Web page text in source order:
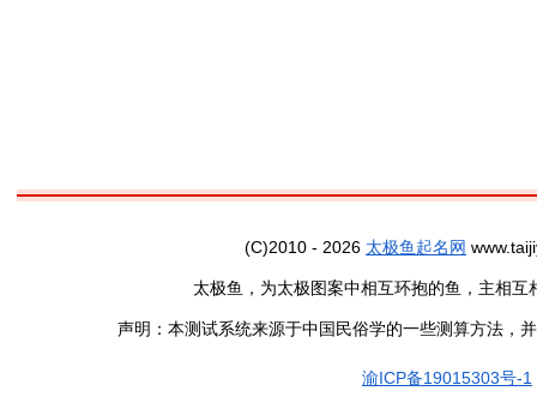
(C)2010 - 2026 太极鱼起名网
太极鱼，为太极图案中相互环抱的鱼，主相
声明：本测试系统来源于中国民俗学的一些测算方法，
渝ICP备19015303号-1